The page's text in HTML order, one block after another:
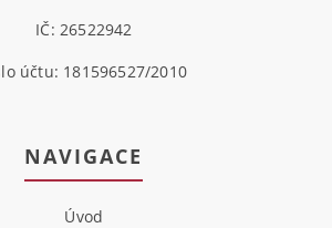
IČ: 26522942
účtu: 181596527/2010
NAVIGACE
Úvod